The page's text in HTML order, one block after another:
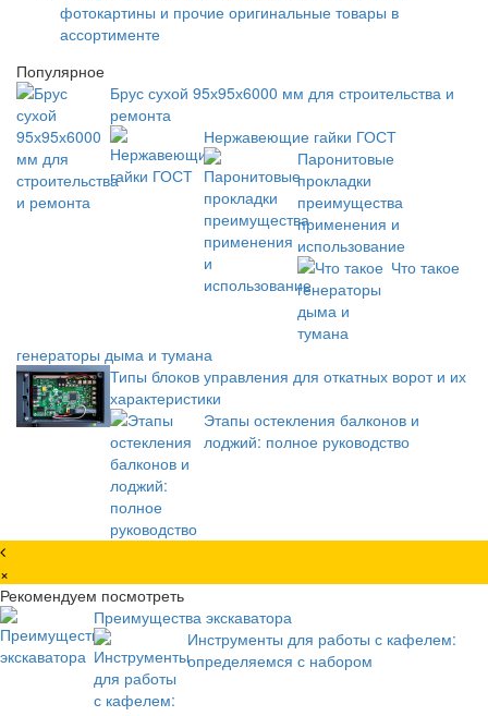
фотокартины и прочие оригинальные товары в
ассортименте
Популярное
Брус сухой 95х95х6000 мм для строительства и
ремонта
Нержавеющие гайки ГОСТ
Паронитовые
прокладки
преимущества
применения и
использование
Что такое
генераторы дыма и тумана
Типы блоков управления для откатных ворот и их
характеристики
Этапы остекления балконов и
лоджий: полное руководство
×
Рекомендуем посмотреть
Преимущества экскаватора
Инструменты для работы с кафелем:
определяемся с набором